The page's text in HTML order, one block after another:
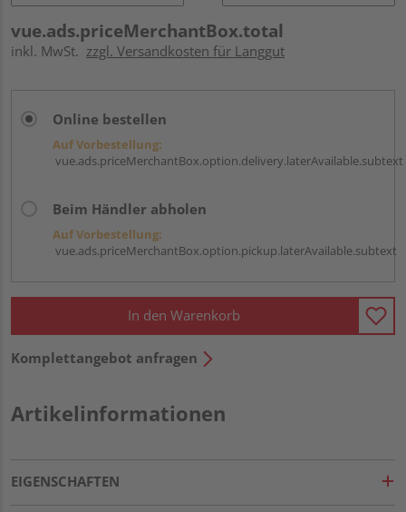
vue.ads.priceMerchantBox.total
inkl. MwSt. zzgl. Versandkosten für Langgut
Online bestellen
Auf Vorbestellung:
vue.ads.priceMerchantBox.option.delivery.laterAvailable.subtext
Beim Händler abholen
Auf Vorbestellung:
vue.ads.priceMerchantBox.option.pickup.laterAvailable.subtext
In den Warenkorb
Komplettangebot anfragen
Artikelinformationen
EIGENSCHAFTEN